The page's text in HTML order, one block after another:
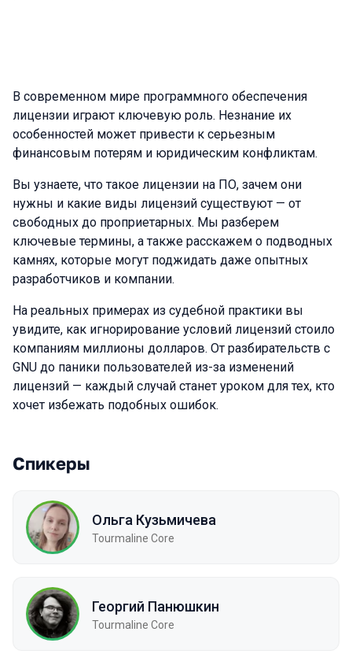
В современном мире программного обеспечения
лицензии играют ключевую роль. Незнание их
особенностей может привести к серьезным
финансовым потерям и юридическим конфликтам.
Вы узнаете, что такое лицензии на ПО, зачем они
нужны и какие виды лицензий существуют — от
свободных до проприетарных. Мы разберем
ключевые термины, а также расскажем о подводных
камнях, которые могут поджидать даже опытных
разработчиков и компании.
На реальных примерах из судебной практики вы
увидите, как игнорирование условий лицензий стоило
компаниям миллионы долларов. От разбирательств с
GNU до паники пользователей из-за изменений
лицензий — каждый случай станет уроком для тех, кто
хочет избежать подобных ошибок.
Спикеры
Ольга Кузьмичева
Tourmaline Core
Георгий Панюшкин
Tourmaline Core